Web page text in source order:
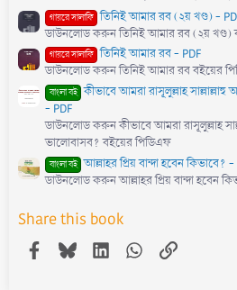
গায়রে সালাফি তিনিই আমার রব (২য় খণ্ড) -
ডাউনলোড করুন তিনিই আমার রব (২য় খণ্ড)
গায়রে সালাফি তিনিই আমার রব - PDF
ডাউনলোড করুন তিনিই আমার রব বইয়ের
বাংলা বই কীভাবে আমরা রাসূলুল্লাহ
- PDF
ডাউনলোড করুন কীভাবে আমরা রাসূলুল্লাহ
ভালোবাসব? বইয়ের পিডিএফ
বাংলা বই আল্লাহর প্রিয় বান্দা হবেন কিভাবে?
ডাউনলোড করুন আল্লাহর প্রিয় বান্দা হবেন
Share this book
Facebook
BlueskyLinkedInWhatsApp
Link